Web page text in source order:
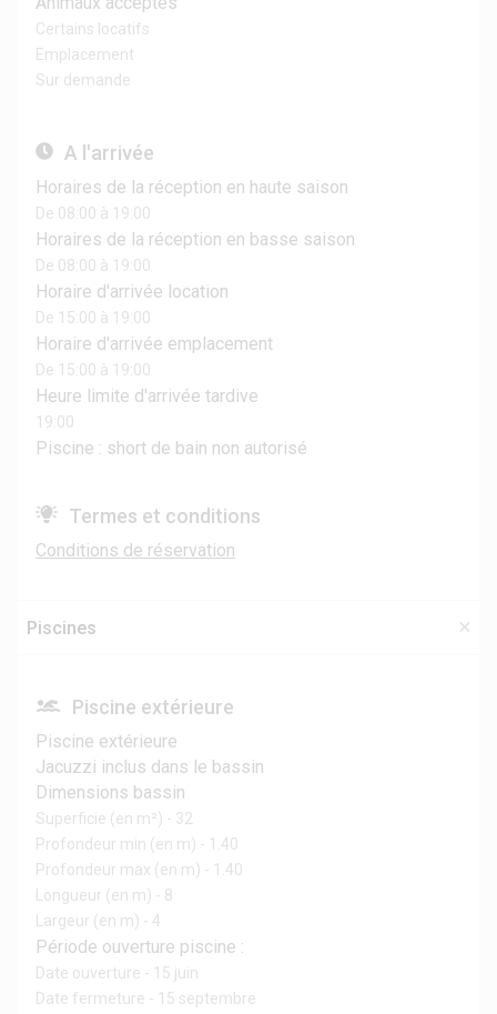
Certains locatifs
Emplacement
Sur demande
A l'arrivée
Horaires de la réception en haute saison
De 08:00 à 19:00
Horaires de la réception en basse saison
De 08:00 à 19:00
Horaire d'arrivée location
De 15:00 à 19:00
Horaire d'arrivée emplacement
De 15:00 à 19:00
Heure limite d'arrivée tardive
19:00
Piscine : short de bain non autorisé
Termes et conditions
Conditions de réservation
Piscines
Piscine extérieure
Piscine extérieure
Jacuzzi inclus dans le bassin
Dimensions bassin
Superficie (en m²) - 32
Profondeur min (en m) - 1.40
Profondeur max (en m) - 1.40
Longueur (en m) - 8
Largeur (en m) - 4
Période ouverture piscine :
Date ouverture - 15 juin
Date fermeture - 15 septembre